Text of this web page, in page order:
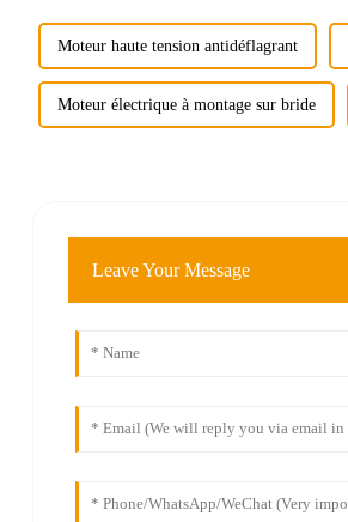
Moteur haute tension antidéflagrant
Moteur électrique à montage sur bride
Leave Your Message